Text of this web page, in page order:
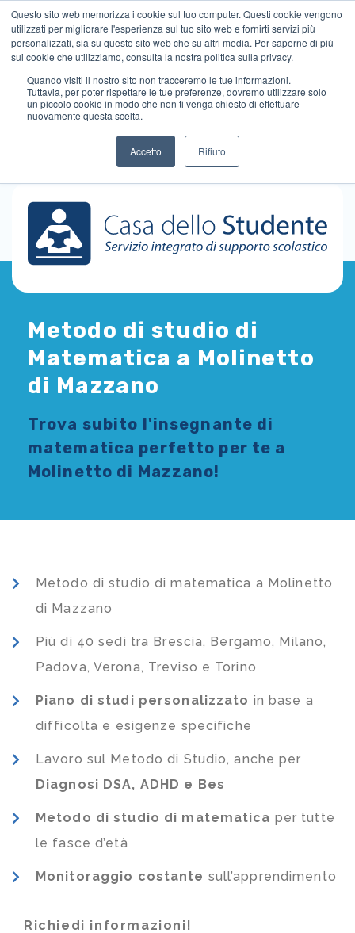
Questo sito web memorizza i cookie sul tuo computer. Questi cookie vengono
utilizzati per migliorare l'esperienza sul tuo sito web e fornirti servizi più
personalizzati, sia su questo sito web che su altri media. Per saperne di più
sui cookie che utilizziamo, consulta la nostra politica sulla privacy.
Quando visiti il ​​nostro sito non tracceremo le tue informazioni.
Tuttavia, per poter rispettare le tue preferenze, dovremo utilizzare solo
un piccolo cookie in modo che non ti venga chiesto di effettuare
nuovamente questa scelta.
Accetto Rifiuto
Metodo di studio di
Matematica a Molinetto
di Mazzano
Trova subito l'insegnante di
matematica perfetto per te a
Molinetto di Mazzano!
Metodo di studio di matematica a Molinetto
di Mazzano
Più di 40 sedi tra Brescia, Bergamo, Milano,
Padova, Verona, Treviso e Torino
Piano di studi personalizzato in base a
difficoltà e esigenze specifiche
Lavoro sul Metodo di Studio, anche per
Diagnosi DSA, ADHD e Bes
Metodo di studio di matematica per tutte
le fasce d’età
Monitoraggio costante sull’apprendimento
Richiedi informazioni!